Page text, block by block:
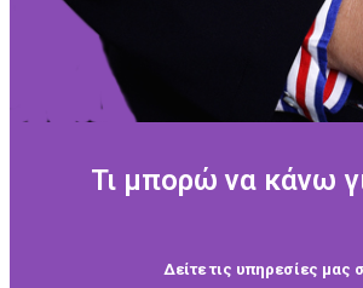
Τι μπορώ να κάνω
Δείτε τις υπηρεσίες μας